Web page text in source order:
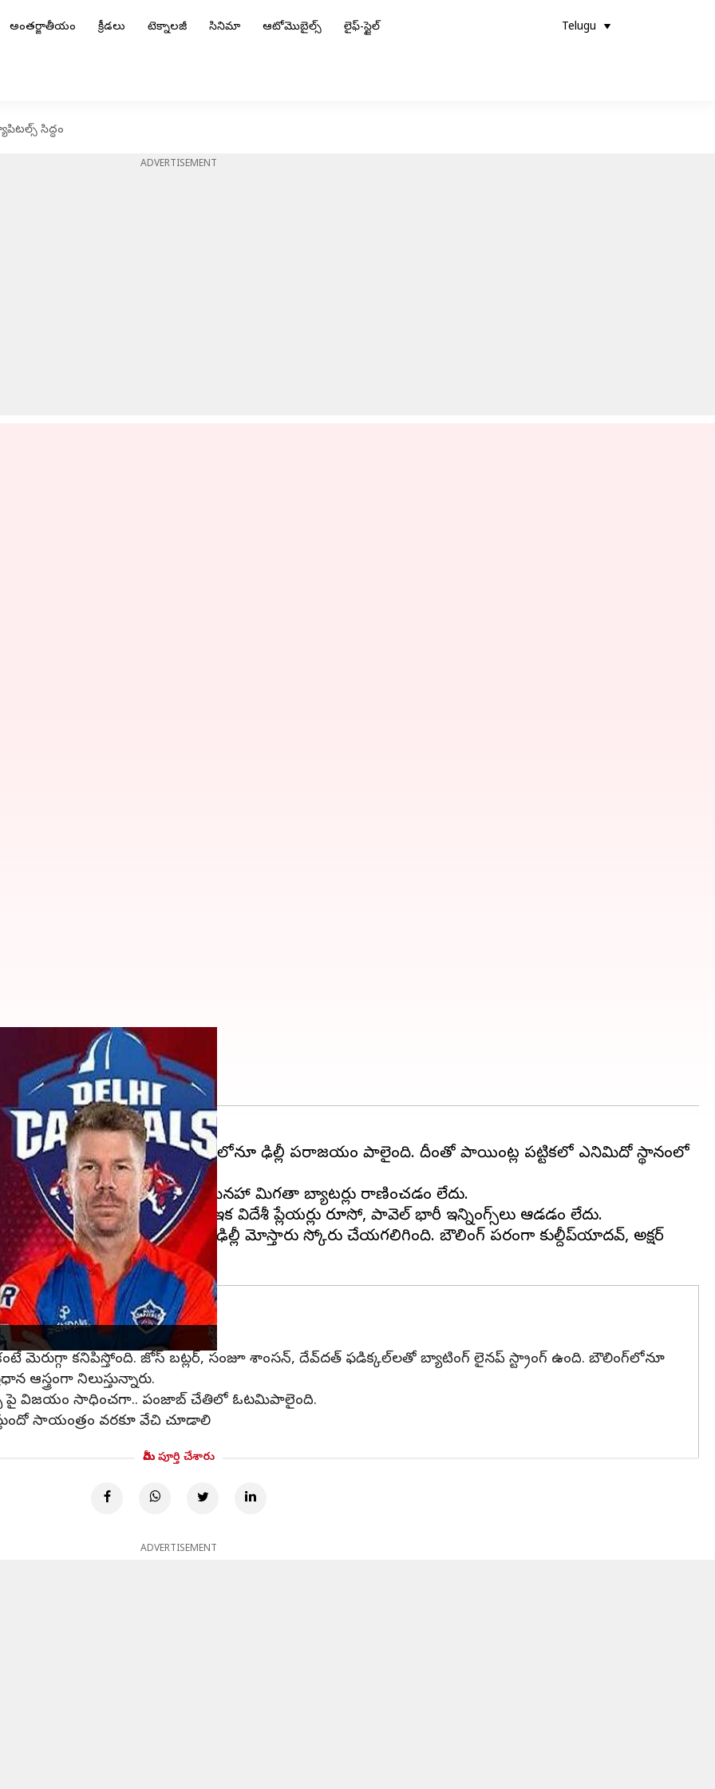
అంతర్జాతీయం క్రీడలు టెక్నాలజీ సినిమా ఆటోమొబైల్స్ లైఫ్-స్టైల్ Telugu
సిద్ధం
ADVERTISEMENT
సిద్ధం
తెరవలేదు. ఆడిన రెండు మ్యాచ్‌లోనూ ఢిల్లీ పరాజయం పాలైంది. దీంతో పాయింట్ల పట్టికలో ఎనిమిదో స్థానంలో
ఢిల్లీ జట్టులో డేవిడ్ వార్నర్ మినహా మిగతా బ్యాటర్లు రాణించడం లేదు.
మాత్రం విఫలమవుతున్నారు. ఇక విదేశీ ప్లేయర్లు రూసో, పావెల్ భారీ ఇన్నింగ్స్‌లు ఆడడం లేదు.
నిలకడగా ఆడటంతో ఢిల్లీ మోస్తారు స్కోరు చేయగలిగింది. బౌలింగ్ పరంగా కుల్దీప్‌యాదవ్, అక్షర్
మెరుగ్గా కనిపిస్తోంది. జోస్ బట్లర్, సంజూ శాంసన్, దేవ్‌దత్ ఫడిక్కల్‌లతో బ్యాటింగ్ లైనప్ స్ట్రాంగ్ ఉంది. బౌలింగ్‌లోనూ
నిలుస్తున్నారు.
పై విజయం సాధించగా.. పంజాబ్ చేతిలో ఓటమిపాలైంది.
సాయంత్రం వరకూ వేచి చూడాలి
మీరు పూర్తి చేశారు
ADVERTISEMENT